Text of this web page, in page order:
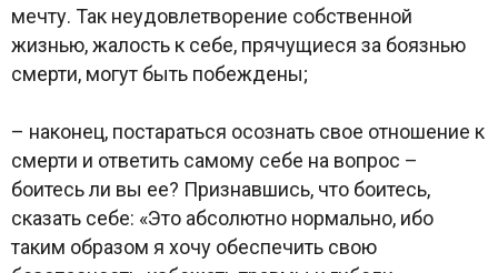
мечту. Так неудовлетворение собственной
жизнью, жалость к себе, прячущиеся за боязнью
смерти, могут быть побеждены;
– наконец, постараться осознать свое отношение к
смерти и ответить самому себе на вопрос –
боитесь ли вы ее? Признавшись, что боитесь,
сказать себе: «Это абсолютно нормально, ибо
таким образом я хочу обеспечить свою